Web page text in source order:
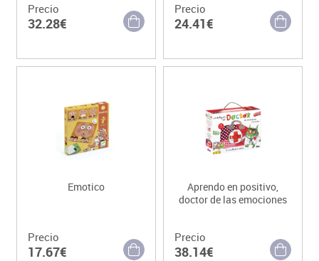
Precio
32.28€
Precio
24.41€
Emotico
Precio
17.67€
Aprendo en positivo,
doctor de las emociones
Precio
38.14€